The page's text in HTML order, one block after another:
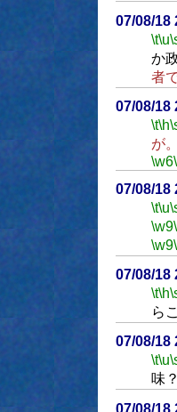
07/08/18
\t\u
か
者
07/08/18
\t\h
が。
\w6
07/08/18
\t\u
\w9
\w9
07/08/18
\t\h
ら
07/08/18
\t\u
味？
07/08/18